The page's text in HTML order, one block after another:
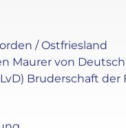
/ Ostfriesland
von
Bruderschaft der